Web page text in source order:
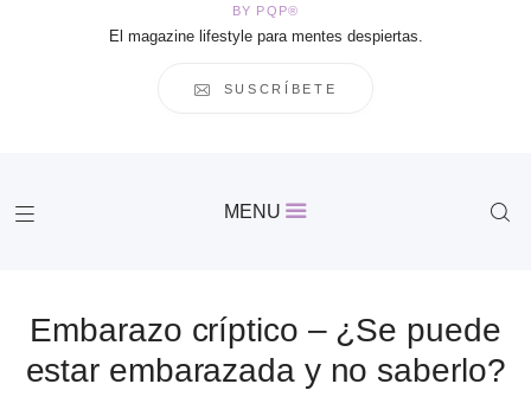
BY PQP®
El magazine lifestyle para mentes despiertas.
SUSCRÍBETE
MENU
Embarazo críptico – ¿Se puede
estar embarazada y no saberlo?